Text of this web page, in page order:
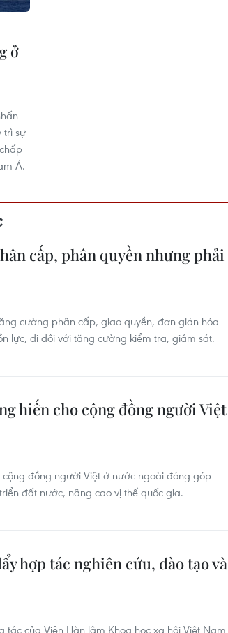
ở
trì sự
Á.
cấp, phân quyền nhưng phải
cường phân cấp, giao quyền, đơn giản hóa
lực, đi đôi với tăng cường kiểm tra, giám sát.
hiến cho cộng đồng người Việt
đồng người Việt ở nước ngoài đóng góp
đất nước, nâng cao vị thế quốc gia.
hợp tác nghiên cứu, đào tạo và
của Viện Hàn lâm Khoa học xã hội Việt Nam